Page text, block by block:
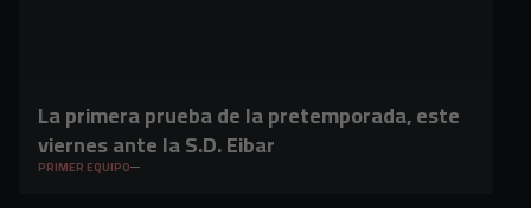
La primera prueba de la pretemporada, este
viernes ante la S.D. Eibar
PRIMER EQUIPO